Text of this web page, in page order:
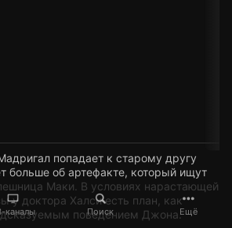
каналы Поиск Ещё
попадает к старому другу
больше об артефакте, который ищут
Маки. В условиях нарастающей
у доктора Халси есть план, как
поведением Джона.